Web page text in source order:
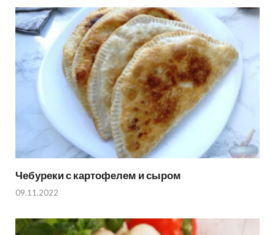
Чебуреки с картофелем и сыром
09.11.2022